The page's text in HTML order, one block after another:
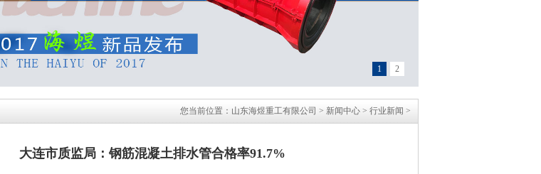
1 2
您当前位置： 山东海煜重工有限公司 > 新闻中心 > 行业新闻 >
大连市质监局：钢筋混凝土排水管合格率91.7%